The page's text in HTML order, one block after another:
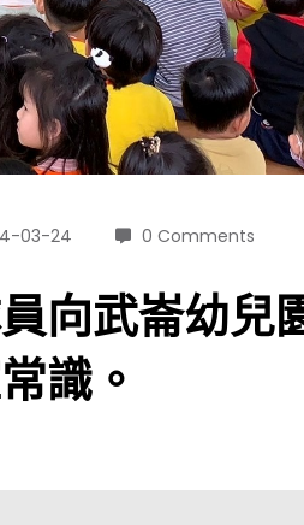
03-24 0 Comments
向武崙幼兒
識。